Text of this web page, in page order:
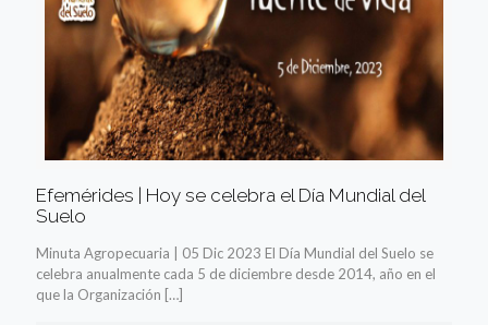
Efemérides | Hoy se celebra el Día Mundial del
Suelo
Minuta Agropecuaria | 05 Dic 2023 El Día Mundial del Suelo se
celebra anualmente cada 5 de diciembre desde 2014, año en el
que la Organización […]